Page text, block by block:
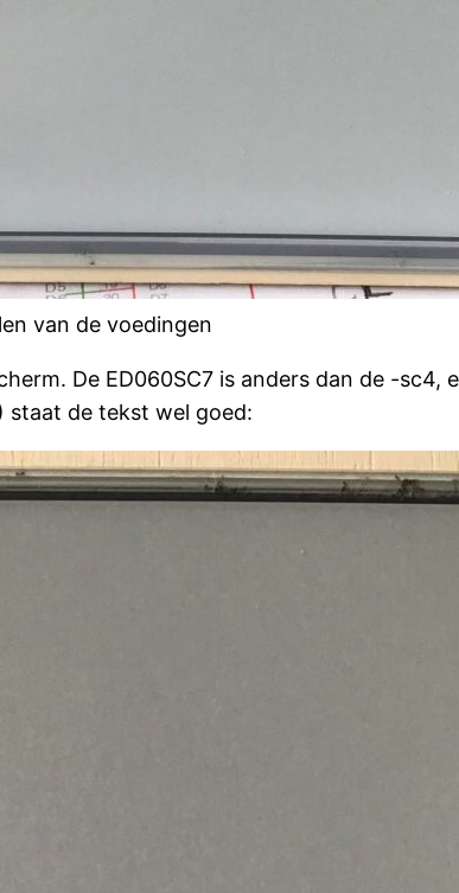
van de voedingen
De ED060SC7 is anders dan de -
staat de tekst wel goed: